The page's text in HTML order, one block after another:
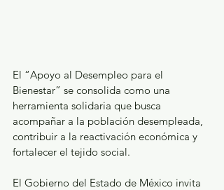
El “Apoyo al Desempleo para el
Bienestar” se consolida como una
herramienta solidaria que busca
acompañar a la población desempleada,
contribuir a la reactivación económica y
fortalecer el tejido social.
El Gobierno del Estado de México invita